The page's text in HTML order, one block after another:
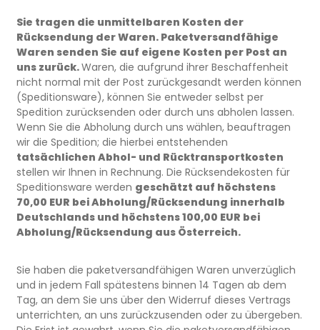
Sie tragen die unmittelbaren Kosten der
Rücksendung der Waren. Paketversandfähige
Waren senden Sie auf eigene Kosten per Post an
uns zurück.Waren, die aufgrund ihrer Beschaffenheit
nicht normal mit der Post zurückgesandt werden können
(Speditionsware), können Sie entweder selbst per
Spedition zurücksenden oder durch uns abholen lassen.
Wenn Sie die Abholung durch uns wählen, beauftragen
wir die Spedition; die hierbei entstehenden
tatsächlichen Abhol- und Rücktransportkosten
stellen wir Ihnen in Rechnung. Die Rücksendekosten für
Speditionsware werden geschätzt auf höchstens
70,00 EUR bei Abholung/Rücksendung innerhalb
Deutschlands und höchstens 100,00 EUR bei
Abholung/Rücksendung aus Österreich.
Sie haben die paketversandfähigen Waren unverzüglich
und in jedem Fall spätestens binnen 14 Tagen ab dem
Tag, an dem Sie uns über den Widerruf dieses Vertrags
unterrichten, an uns zurückzusenden oder zu übergeben.